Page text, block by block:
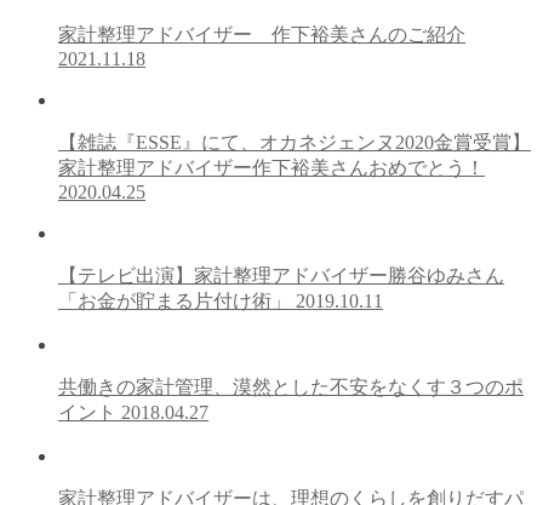
家計整理アドバイザー 作下裕美さんのご紹介
2021.11.18
【雑誌『ESSE』にて、オカネジェンヌ2020金賞受賞】
家計整理アドバイザー作下裕美さんおめでとう！
2020.04.25
【テレビ出演】家計整理アドバイザー勝谷ゆみさん
「お金が貯まる片付け術」 2019.10.11
共働きの家計管理、漠然とした不安をなくす３つのポ
イント 2018.04.27
家計整理アドバイザーは、理想のくらしを創りだすパ